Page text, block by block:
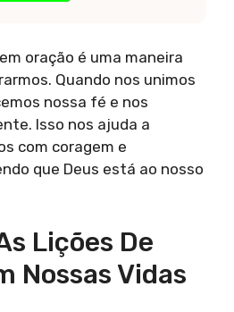
oração é uma maneira
Quando nos unimos
nossa fé e nos
Isso nos ajuda a
com coragem e
que Deus está ao nosso
Lições De
Nossas Vidas